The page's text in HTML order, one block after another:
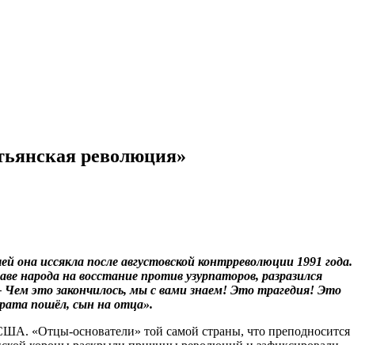
революция»
иссякла после августовской контрреволюции 1991 года.
народа на восстание против узурпаторов, разразился
это закончилось, мы с вами знаем! Это трагедия! Это
пошёл, сын на отца».
«Отцы-основатели» той самой страны, что преподносится